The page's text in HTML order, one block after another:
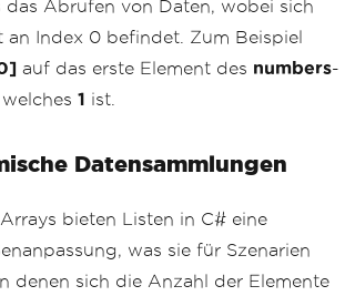
das Abrufen von Daten, wobei sich
an Index 0 befindet. Zum Beispiel
auf das erste Element des numbers-
1 ist.
Datensammlungen
bieten Listen in C# eine
was sie für Szenarien
denen sich die Anzahl der Elemente